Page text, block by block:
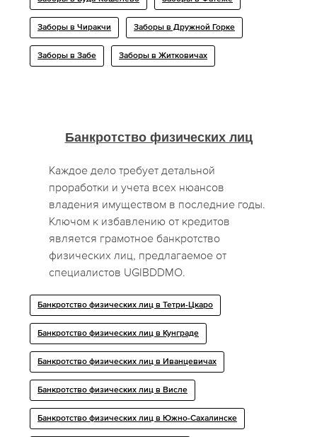
Заборы в Чиракчи Заборы в Дружной Горке
Заборы в Забе Заборы в Житковичах
Банкротство физических лиц
Каждое дело требует детальной
проработки и учета всех нюансов
владения имуществом в последние годы.
Ключом к избавлению от кредитов
является грамотное банкротство
физических лиц, предлагаемое от
специалистов UGIBDDMO.
Банкротство физических лиц в Тетри-Цкаро
Банкротство физических лиц в Кунграде
Банкротство физических лиц в Иванцевичах
Банкротство физических лиц в Висле
Банкротство физических лиц в Южно-Сахалинске